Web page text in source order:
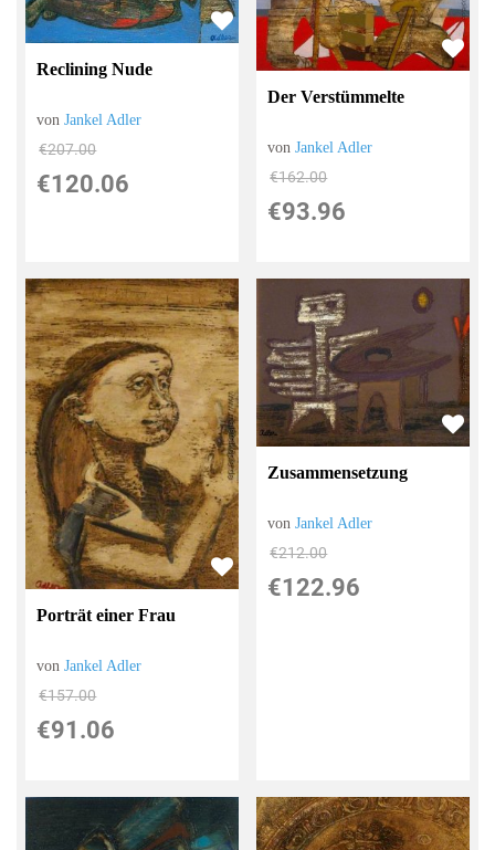
Reclining Nude
vonJankel Adler
€207.00
€120.06
Der Verstümmelte
vonJankel Adler
€162.00
€93.96
Porträt einer Frau
vonJankel Adler
€157.00
€91.06
Zusammensetzung
vonJankel Adler
€212.00
€122.96